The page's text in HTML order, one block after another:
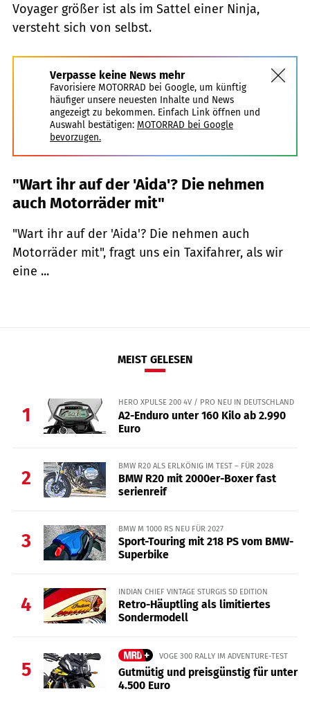
Voyager größer ist als im Sattel einer Ninja,
versteht sich von selbst.
Verpasse keine News mehr
Favorisiere MOTORRAD bei Google, um künftig
häufiger unsere neuesten Inhalte und News
angezeigt zu bekommen. Einfach Link öffnen und
Auswahl bestätigen: MOTORRAD bei Google
bevorzugen.
"Wart ihr auf der 'Aida'? Die nehmen
auch Motorräder mit"
"Wart ihr auf der 'Aida'? Die nehmen auch
Motorräder mit", fragt uns ein Taxifahrer, als wir
eine ...
MEIST GELESEN
1
HERO XPULSE 200 4V / PRO NEU IN DEUTSCHLAND
A2-Enduro unter 160 Kilo ab 2.990
Euro
2
BMW R20 ALS ERLKÖNIG IM TEST – FÜR 2028
BMW R20 mit 2000er-Boxer fast
serienreif
3
BMW M 1000 RS NEU FÜR 2027
Sport-Touring mit 218 PS vom BMW-
Superbike
4
INDIAN CHIEF VINTAGE STURGIS SD EDITION
Retro-Häuptling als limitiertes
Sondermodell
5
VOGE 300 RALLY IM ADVENTURE-TEST
Gutmütig und preisgünstig für unter
4.500 Euro